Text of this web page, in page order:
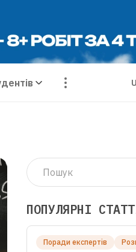
ПОПУЛЯРНІ
Поради експертів